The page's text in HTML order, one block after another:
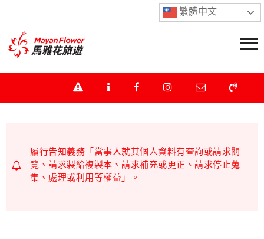
繁體中文
履行告知義務「當事人就其個人資料有查詢或請求閱
覽、請求製給複製本、請求補充或更正、請求停止蒐
集、處理或利用等權益」。